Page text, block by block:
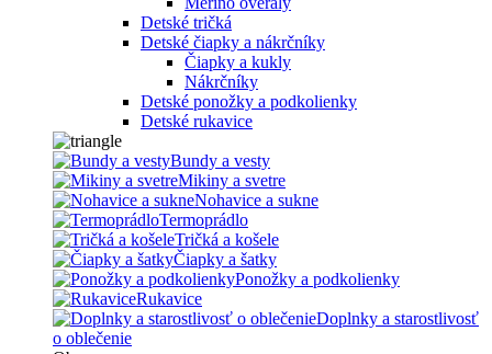
Detské tričká
Detské čiapky a nákrčníky
Čiapky a kukly
Nákrčníky
Detské ponožky a podkolienky
Detské rukavice
Bundy a vesty
Mikiny a svetre
Nohavice a sukne
Termoprádlo
Tričká a košele
Čiapky a šatky
Ponožky a podkolienky
Rukavice
Doplnky a starostlivosť
o oblečenie